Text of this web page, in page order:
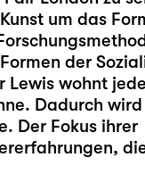
um das
der
Lewis wohnt
Dadurch
Der Fokus ihrer